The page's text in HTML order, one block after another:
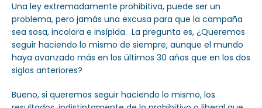
Una ley extremadamente prohibitiva, puede ser un
problema, pero jamás una excusa para que la campaña
sea sosa, incolora e insípida. La pregunta es, ¿Queremos
seguir haciendo lo mismo de siempre, aunque el mundo
haya avanzado más en los últimos 30 años que en los dos
siglos anteriores?
Bueno, si queremos seguir haciendo lo mismo, los